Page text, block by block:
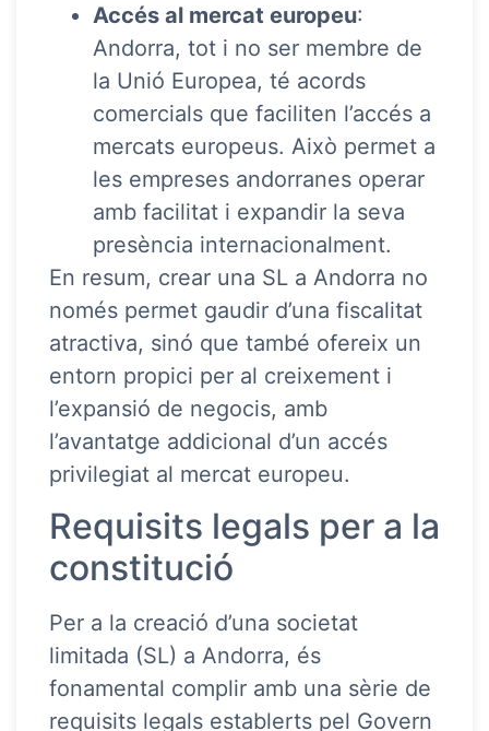
Accés al mercat europeu:
Andorra, tot i no ser membre de
la Unió Europea, té acords
comercials que faciliten l’accés a
mercats europeus. Això permet a
les empreses andorranes operar
amb facilitat i expandir la seva
presència internacionalment.
En resum, crear una SL a Andorra no
només permet gaudir d’una fiscalitat
atractiva, sinó que també ofereix un
entorn propici per al creixement i
l’expansió de negocis, amb
l’avantatge addicional d’un accés
privilegiat al mercat europeu.
Requisits legals per a la
constitució
Per a la creació d’una societat
limitada (SL) a Andorra, és
fonamental complir amb una sèrie de
requisits legals establerts pel Govern